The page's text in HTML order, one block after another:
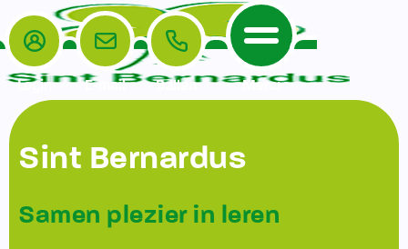
Home
De School
Veiligheidsplan
Het Team
Ouders
TussenSchoolse Opvang (TSO)
Login E-mail Bellen Menu
Sint Bernardus
Samen plezier in leren